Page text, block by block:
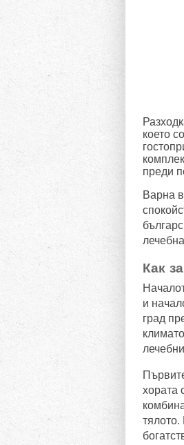
което
преди
Варна
Как
и
град
хората